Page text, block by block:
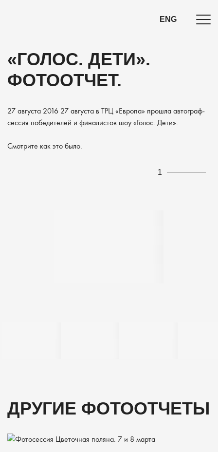
ENG
«ГОЛОС. ДЕТИ».
ФОТООТЧЕТ.
27 августа 2016 27 августа в ТРЦ «Европа» прошла автограф-
сессия победителей и финалистов шоу «Голос. Дети».
Смотрите как это было.
1
ДРУГИЕ ФОТООТЧЕТЫ